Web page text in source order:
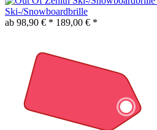
Ski-/Snowboardbrille
ab 98,90 € * 189,00 € *